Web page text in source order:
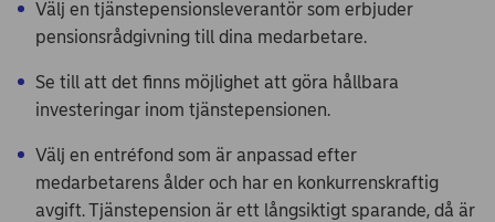
Välj en tjänstepensionsleverantör som erbjuder
pensionsrådgivning till dina medarbetare.
Se till att det finns möjlighet att göra hållbara
investeringar inom tjänstepensionen.
Välj en entréfond som är anpassad efter
medarbetarens ålder och har en konkurrenskraftig
avgift. Tjänstepension är ett långsiktigt sparande, då är